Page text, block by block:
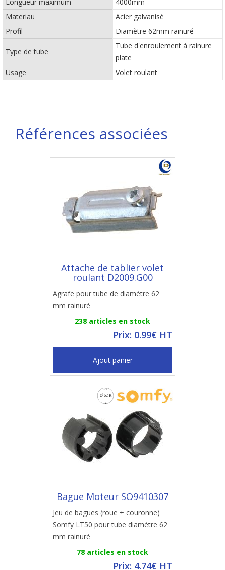
Materiau
Acier galvanisé
Profil
Diamètre 62mm rainuré
Type de tube
Tube d'enroulement à rainure
plate
Usage
Volet roulant
Références associées
Attache de tablier volet
roulant D2009.G00
Agrafe pour tube de diamètre 62
mm rainuré
238 articles en stock
Prix: 0.99€ HT
Ajout panier
Bague Moteur SO9410307
Jeu de bagues (roue + couronne)
Somfy LT50 pour tube diamètre 62
mm rainuré
78 articles en stock
Prix: 4.74€ HT